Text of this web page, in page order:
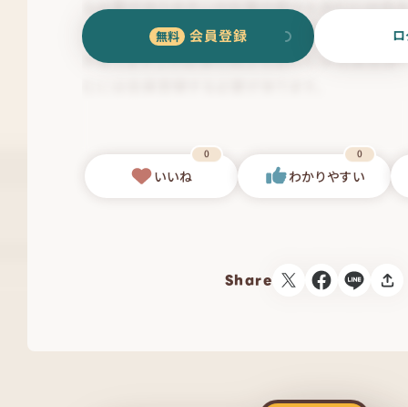
会員登録
いいね
0
わかりやすい
0
Share